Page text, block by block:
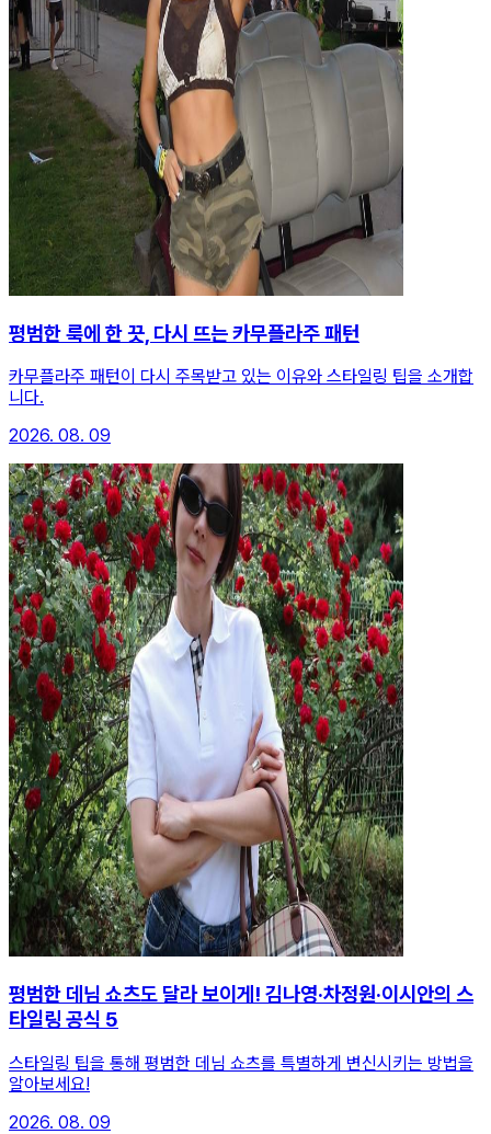
평범한 룩에 한 끗, 다시 뜨는 카무플라주 패턴
카무플라주 패턴이 다시 주목받고 있는 이유와 스타일링 팁을 소개합
니다.
2026. 08. 09
평범한 데님 쇼츠도 달라 보이게! 김나영·차정원·이시안의 스
타일링 공식 5
스타일링 팁을 통해 평범한 데님 쇼츠를 특별하게 변신시키는 방법을
알아보세요!
2026. 08. 09